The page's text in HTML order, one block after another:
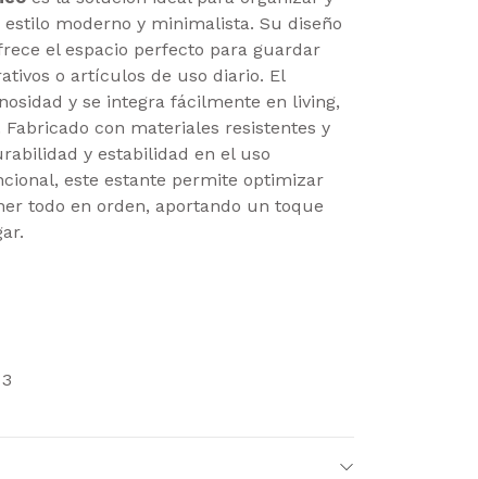
moderno y minimalista. Su diseño
el espacio perfecto para guardar
o artículos de uso diario. El
y se integra fácilmente en living,
con materiales resistentes y
y estabilidad en el uso
este estante permite optimizar
todo en orden, aportando un toque
3